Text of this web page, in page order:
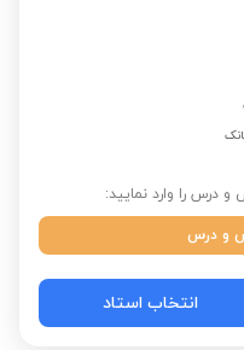
درس را وارد نمایید:
و درس
انتخاب استاد